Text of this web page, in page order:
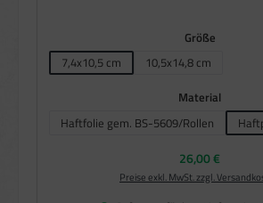
Größeauswählen
7,4x10,5 cm
10,5x14,8 cm
Material
Haftfolie gem. BS-5609/Rollen
Regulärer Preis:
26,00 €
Preise exkl. MwSt. zzgl.